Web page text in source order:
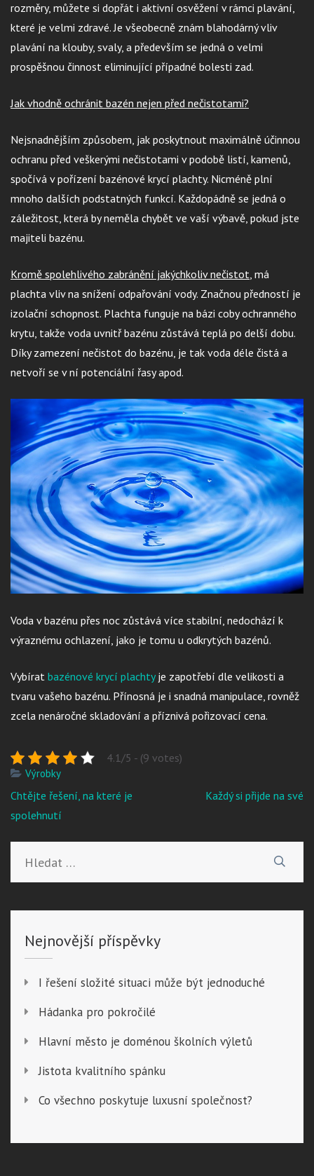
rozměry, můžete si dopřát i aktivní osvěžení v rámci plavání,
které je velmi zdravé. Je všeobecně znám blahodárný vliv
plavání na klouby, svaly, a především se jedná o velmi
prospěšnou činnost eliminující případné bolesti zad.
Jak vhodně ochránit bazén nejen před nečistotami?
Nejsnadnějším způsobem, jak poskytnout maximálně účinnou
ochranu před veškerými nečistotami v podobě listí, kamenů,
spočívá v pořízení bazénové krycí plachty. Nicméně plní
mnoho dalších podstatných funkcí. Každopádně se jedná o
záležitost, která by neměla chybět ve vaší výbavě, pokud jste
majiteli bazénu.
Kromě spolehlivého zabránění jakýchkoliv nečistot, má
plachta vliv na snížení odpařování vody. Značnou předností je
izolační schopnost. Plachta funguje na bázi coby ochranného
krytu, takže voda uvnitř bazénu zůstává teplá po delší dobu.
Díky zamezení nečistot do bazénu, je tak voda déle čistá a
netvoří se v ní potenciální řasy apod.
Voda v bazénu přes noc zůstává více stabilní, nedochází k
výraznému ochlazení, jako je tomu u odkrytých bazénů.
Vybírat bazénové krycí plachtyje zapotřebí dle velikosti a
tvaru vašeho bazénu. Přínosná je i snadná manipulace, rovněž
zcela nenáročné skladování a příznivá pořizovací cena.
4.1/5 - (9 votes)
Výrobky
Navigace
pro
Chtějte řešení, na které je
spolehnutí
Každý si přijde na své
Nejnovější příspěvky
I řešení složité situaci může být jednoduché
Hádanka pro pokročilé
Hlavní město je doménou školních výletů
Jistota kvalitního spánku
Co všechno poskytuje luxusní společnost?